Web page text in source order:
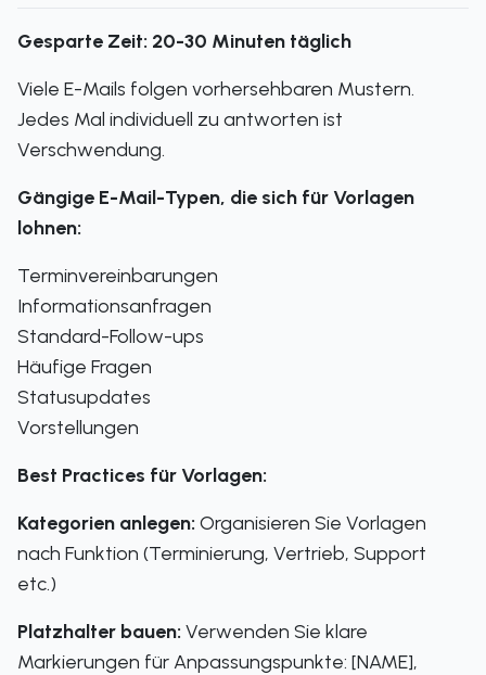
Gesparte Zeit: 20-30 Minuten täglich
Viele E-Mails folgen vorhersehbaren Mustern.
Jedes Mal individuell zu antworten ist
Verschwendung.
Gängige E-Mail-Typen, die sich für Vorlagen
lohnen:
Terminvereinbarungen
Informationsanfragen
Standard-Follow-ups
Häufige Fragen
Statusupdates
Vorstellungen
Best Practices für Vorlagen:
Kategorien anlegen: Organisieren Sie Vorlagen
nach Funktion (Terminierung, Vertrieb, Support
etc.)
Platzhalter bauen: Verwenden Sie klare
Markierungen für Anpassungspunkte: [NAME],